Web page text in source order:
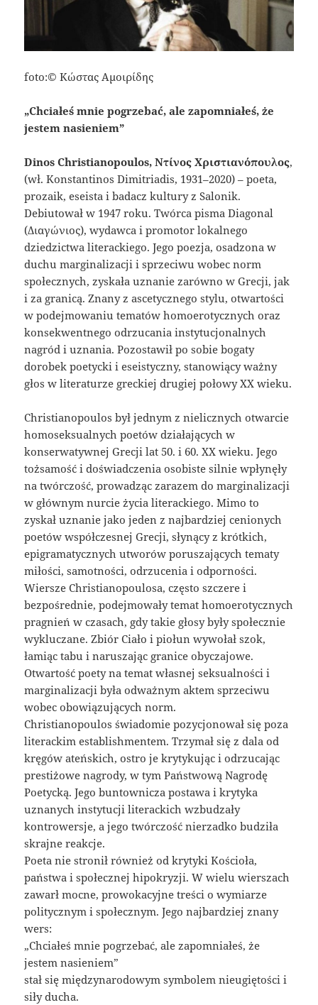
foto:© Κώστας Αμοιρίδης
„Chciałeś mnie pogrzebać, ale zapomniałeś, że
jestem nasieniem”
Dinos Christianopoulos, Ντίνος Χριστιανόπουλος,
(wł. Konstantinos Dimitriadis, 1931–2020) – poeta,
prozaik, eseista i badacz kultury z Salonik.
Debiutował w 1947 roku. Twórca pisma Diagonal
(Διαγώνιος), wydawca i promotor lokalnego
dziedzictwa literackiego. Jego poezja, osadzona w
duchu marginalizacji i sprzeciwu wobec norm
społecznych, zyskała uznanie zarówno w Grecji, jak
i za granicą. Znany z ascetycznego stylu, otwartości
w podejmowaniu tematów homoerotycznych oraz
konsekwentnego odrzucania instytucjonalnych
nagród i uznania. Pozostawił po sobie bogaty
dorobek poetycki i eseistyczny, stanowiący ważny
głos w literaturze greckiej drugiej połowy XX wieku.
Christianopoulos był jednym z nielicznych otwarcie
homoseksualnych poetów działających w
konserwatywnej Grecji lat 50. i 60. XX wieku. Jego
tożsamość i doświadczenia osobiste silnie wpłynęły
na twórczość, prowadząc zarazem do marginalizacji
w głównym nurcie życia literackiego. Mimo to
zyskał uznanie jako jeden z najbardziej cenionych
poetów współczesnej Grecji, słynący z krótkich,
epigramatycznych utworów poruszających tematy
miłości, samotności, odrzucenia i odporności.
Wiersze Christianopoulosa, często szczere i
bezpośrednie, podejmowały temat homoerotycznych
pragnień w czasach, gdy takie głosy były społecznie
wykluczane. Zbiór Ciało i piołun wywołał szok,
łamiąc tabu i naruszając granice obyczajowe.
Otwartość poety na temat własnej seksualności i
marginalizacji była odważnym aktem sprzeciwu
wobec obowiązujących norm.
Christianopoulos świadomie pozycjonował się poza
literackim establishmentem. Trzymał się z dala od
kręgów ateńskich, ostro je krytykując i odrzucając
prestiżowe nagrody, w tym Państwową Nagrodę
Poetycką. Jego buntownicza postawa i krytyka
uznanych instytucji literackich wzbudzały
kontrowersje, a jego twórczość nierzadko budziła
skrajne reakcje.
Poeta nie stronił również od krytyki Kościoła,
państwa i społecznej hipokryzji. W wielu wierszach
zawarł mocne, prowokacyjne treści o wymiarze
politycznym i społecznym. Jego najbardziej znany
wers:
„Chciałeś mnie pogrzebać, ale zapomniałeś, że
jestem nasieniem”
stał się międzynarodowym symbolem nieugiętości i
siły ducha.